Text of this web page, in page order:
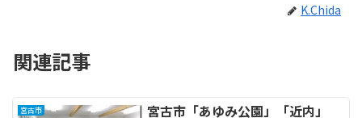
K.Chida
関連記事
宮古市
宮古市「あゆみ公園」「近内」